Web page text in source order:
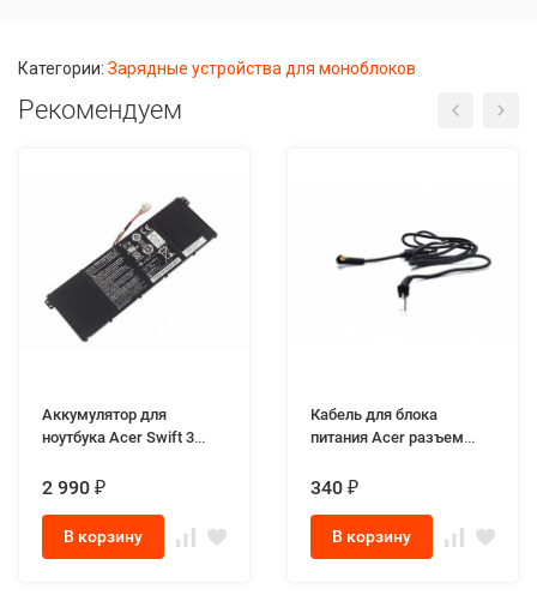
Категории: Зарядные устройства для моноблоков
Рекомендуем
Аккумулятор для
ноутбука Acer Swift 3
2 990 ₽
В корзину
Кабель для блока
питания Acer разъем
340 ₽
В корзину